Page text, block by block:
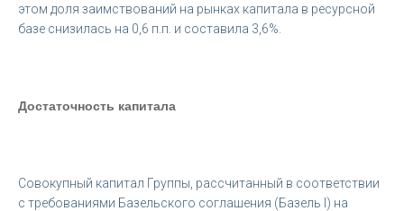
этом доля заимствований на рынках капитала в ресурсной
базе снизилась на 0,6 п.п. и составила 3,6%.
Достаточность капитала
Совокупный капитал Группы, рассчитанный в соответствии
с требованиями Базельского соглашения (Базель I) на